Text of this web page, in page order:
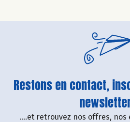
Restons en contact,
....et retrouvez nos offres, nos